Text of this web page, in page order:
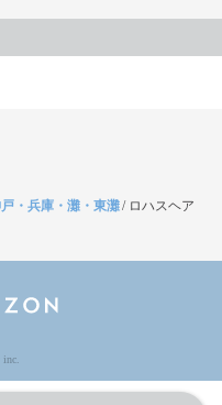
・兵庫・灘・東灘/ ロハスヘア
inc.